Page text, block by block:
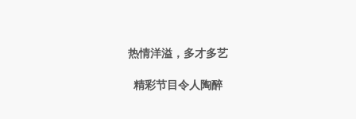
热情洋溢，多才多艺
精彩节目令人陶醉